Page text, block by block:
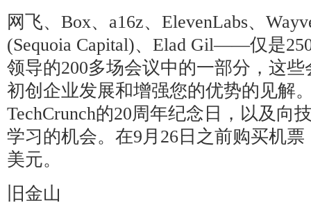
网飞、Box、a16z、ElevenLabs、
(Sequoia Capital)、Elad Gil——仅是
领导的200多场会议中的一部分，这
初创企业发展和增强您的优势的见解
TechCrunch的20周年纪念日，以及向
学习的机会。在9月26日之前购买机票
美元。
旧金山